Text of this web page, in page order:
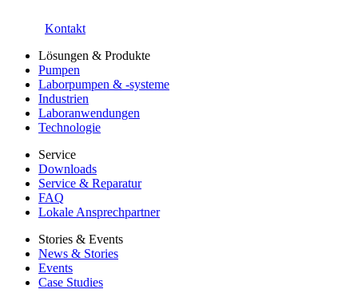
Kontakt
Lösungen & Produkte
Pumpen
Laborpumpen & -systeme
Industrien
Laboranwendungen
Technologie
Service
Downloads
Service & Reparatur
FAQ
Lokale Ansprechpartner
Stories & Events
News & Stories
Events
Case Studies